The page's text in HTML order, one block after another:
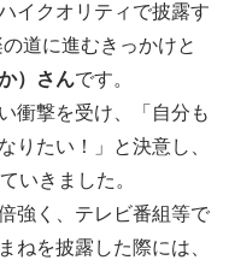
イクオリティで披露す
道に進むきっかけと
）さんです。
衝撃を受け、「自分も
りたい！」と決意し、
いきました。
強く、テレビ番組等で
ねを披露した際には、